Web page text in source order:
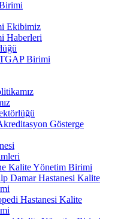
Ekibimiz
Haberleri
Birimi
Gösterge
Kalite Yönetim Birimi
Damar Hastanesi Kalite
Hastanesi Kalite